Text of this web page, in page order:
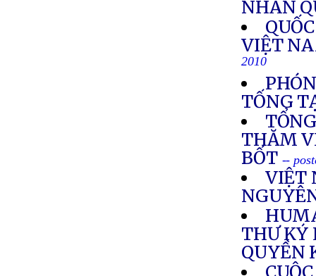
NHÂN
VIỆT
2010
TỐNG
THĂM
BỐT --
VIỆT
THƯ KÝ
QUYỀN